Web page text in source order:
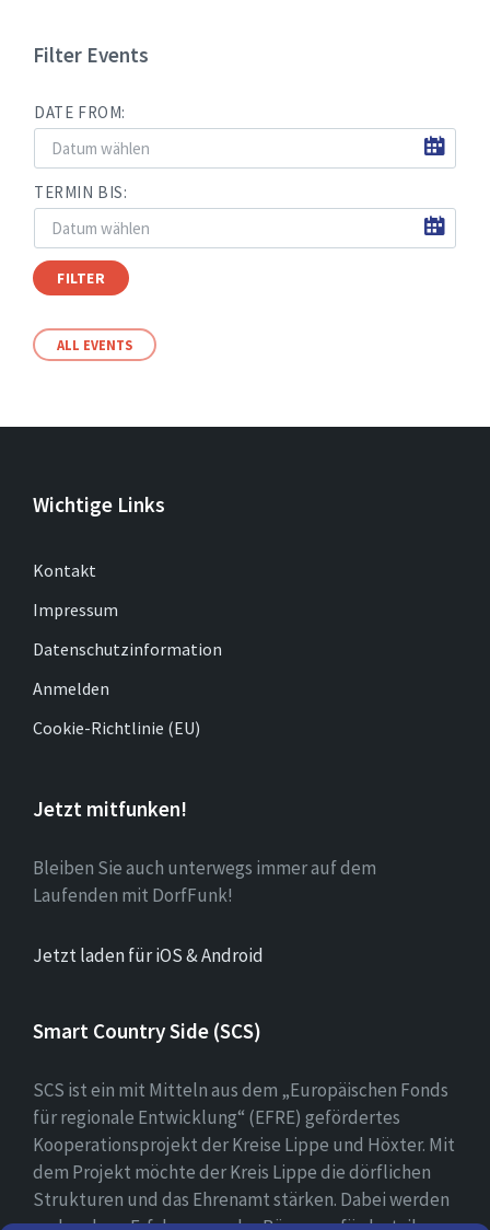
Filter Events
DATE FROM:
TERMIN BIS:
FILTER
ALL EVENTS
Wichtige Links
Kontakt
Impressum
Datenschutzinformation
Anmelden
Cookie-Richtlinie (EU)
Jetzt mitfunken!
Bleiben Sie auch unterwegs immer auf dem
Laufenden mit DorfFunk!
Jetzt laden für iOS & Android
Smart Country Side (SCS)
SCS ist ein mit Mitteln aus dem „Europäischen Fonds
für regionale Entwicklung“ (EFRE) gefördertes
Kooperationsprojekt der Kreise Lippe und Höxter. Mit
dem Projekt möchte der Kreis Lippe die dörflichen
Strukturen und das Ehrenamt stärken. Dabei werden